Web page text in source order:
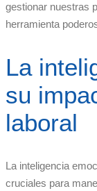
gestionar nuestras
herramienta
La
su
laboral
La inteligencia
cruciales para